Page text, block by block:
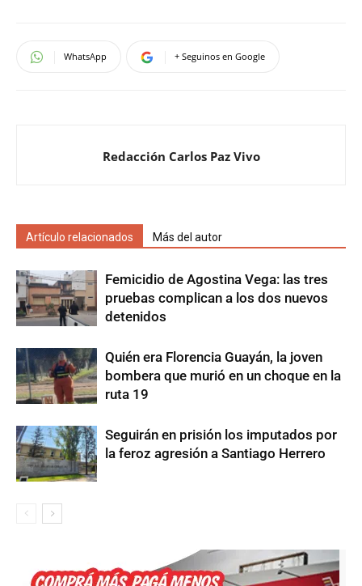
WhatsApp + Seguinos en Google
Redacción Carlos Paz Vivo
Artículo relacionados Más del autor
Femicidio de Agostina Vega: las tres
pruebas complican a los dos nuevos
detenidos
Quién era Florencia Guayán, la joven
bombera que murió en un choque en la
ruta 19
Seguirán en prisión los imputados por
la feroz agresión a Santiago Herrero